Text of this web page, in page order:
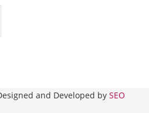
and Developed by SEO